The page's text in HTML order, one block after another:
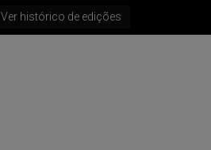
Ver histórico de edições